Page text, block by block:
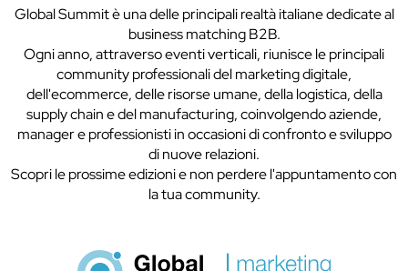
Global Summit è una delle principali realtà italiane dedicate al
business matching B2B.
Ogni anno, attraverso eventi verticali, riunisce le principali
community professionali del marketing digitale,
dell'ecommerce, delle risorse umane, della logistica, della
supply chain e del manufacturing, coinvolgendo aziende,
manager e professionisti in occasioni di confronto e sviluppo
di nuove relazioni.
Scopri le prossime edizioni e non perdere l'appuntamento con
la tua community.